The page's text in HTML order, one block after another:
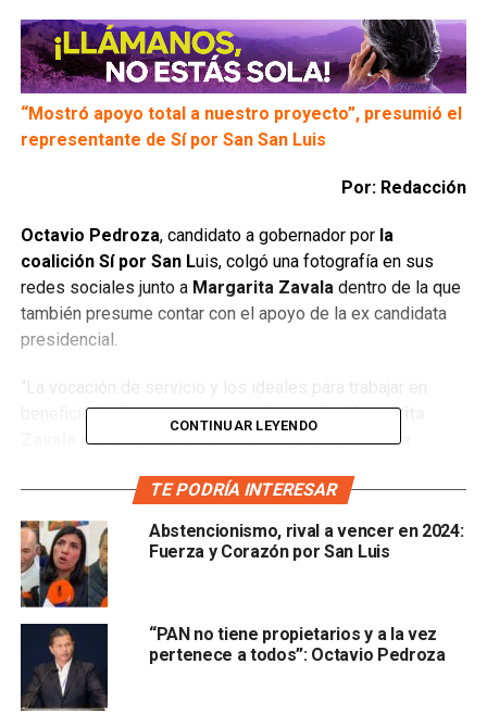
“Mostró apoyo total a nuestro proyecto”, presumió el
representante de Sí por San San Luis
Por: Redacción
Octavio Pedroza, candidato a gobernador porla
coalición Sí por San Luis, colgó una fotografía en sus
redes sociales junto aMargarita Zavaladentro de la que
también presume contar con el apoyo de la ex candidata
presidencial.
beneficio de la gente nacen en el corazón.Margarita
Zavala nos expresó su adhesión y apoyo total a
Gran Liderazgo Nacional, gracias
Margarita Zavala anunció recientemente su regreso a las
filas de Acción Nacional, cuando,
informó que contenderá en las elecciones del
CONTINUAR LEYENDO
TE PODRÍA INTERESAR
Abstencionismo, rival a vencer en 2024:
Fuerza y Corazón por San Luis
“PAN no tiene propietarios y a la vez
pertenece a todos”: Octavio Pedroza